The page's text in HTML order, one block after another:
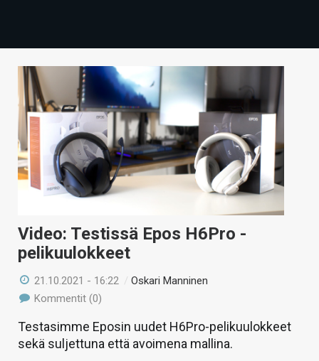
TECHBBS
TIETOA
HINTA.FI
KAUPPA
VAIHDA TEEMA
HAKU
Video: Testissä Epos H6Pro -
pelikuulokkeet
21.10.2021 - 16:22 /Oskari Manninen
Kommentit (0)
Testasimme Eposin uudet H6Pro-pelikuulokkeet
sekä suljettuna että avoimena mallina.